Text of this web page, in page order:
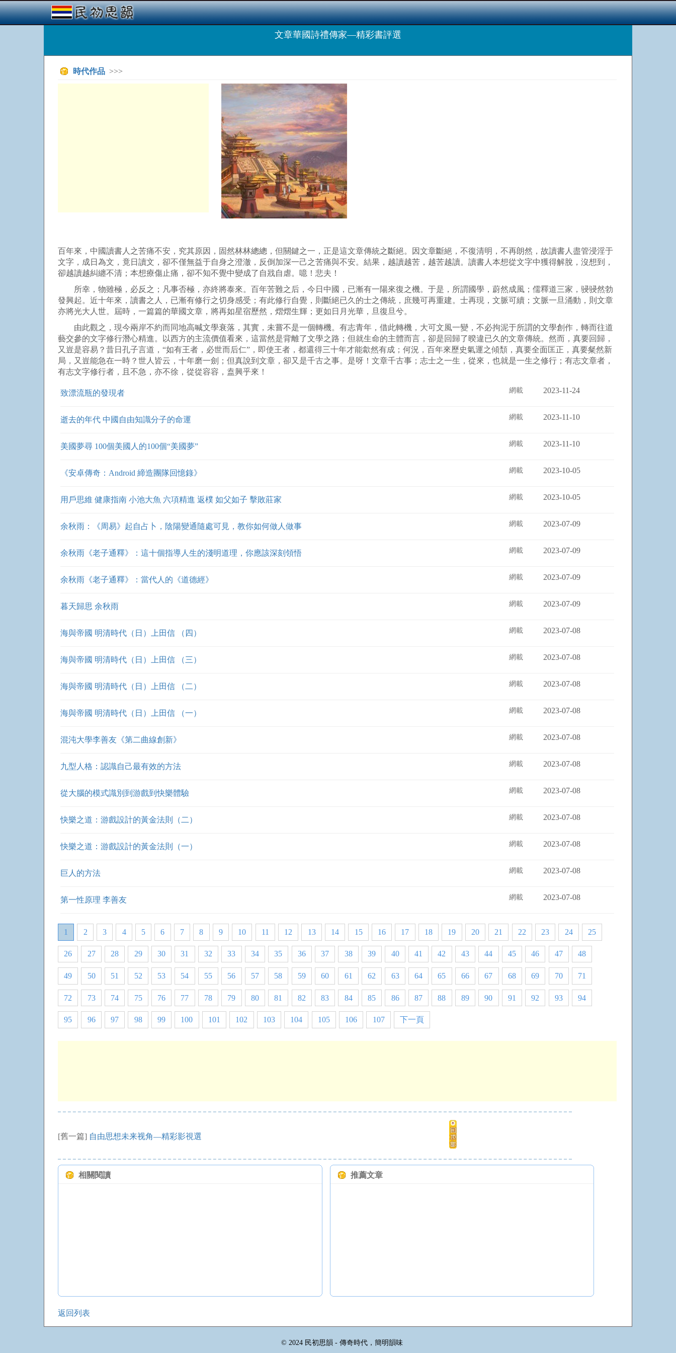
文章華國詩禮傳家—精彩書評選
時代作品 >>>
百年來，中國讀書人之苦痛不安，究其原因，固然林林總總，但關鍵之一，正是這文章傳統之斷絕。因文章斷絕，不復清明，不再朗然，故讀書人盡管浸淫于
文字，成日為文，竟日讀文，卻不僅無益于自身之澄澈，反倒加深一己之苦痛與不安。結果，越讀越苦，越苦越讀。讀書人本想從文字中獲得解脫，沒想到，
卻越讀越糾纏不清；本想療傷止痛，卻不知不覺中變成了自戕自虐。噫！悲夫！
所幸，物雖極，必反之；凡事否極，亦終將泰來。百年苦難之后，今日中國，已漸有一陽來復之機。于是，所謂國學，蔚然成風；儒釋道三家，骎骎然勃
發興起。近十年來，讀書之人，已漸有修行之切身感受；有此修行自覺，則斷絕已久的士之傳統，庶幾可再重建。士再現，文脈可續；文脈一旦涌動，則文章
亦將光大人世。屆時，一篇篇的華國文章，將再如星宿歷然，熠熠生輝；更如日月光華，旦復旦兮。
由此觀之，現今兩岸不約而同地高喊文學衰落，其實，未嘗不是一個轉機。有志青年，借此轉機，大可文風一變，不必拘泥于所謂的文學創作，轉而往道
藝交參的文字修行潛心精進。以西方的主流價值看來，這當然是背離了文學之路；但就生命的主體而言，卻是回歸了暌違已久的文章傳統。然而，真要回歸，
又豈是容易？昔日孔子言道，“如有王者，必世而后仁”，即使王者，都還得三十年才能歙然有成；何況，百年來歷史氣運之傾頹，真要全面匡正，真要粲然新
局，又豈能急在一時？世人皆云，十年磨一劍；但真說到文章，卻又是千古之事。是呀！文章千古事；志士之一生，從來，也就是一生之修行；有志文章者，
有志文字修行者，且不急，亦不徐，從從容容，盍興乎來！
致漂流瓶的發現者 網載 2023-11-24
逝去的年代 中國自由知識分子的命運 網載 2023-11-10
美國夢尋 100個美國人的100個“美國夢” 網載 2023-11-10
《安卓傳奇：Android 締造團隊回憶錄》 網載 2023-10-05
用戶思維 健康指南 小池大魚 六項精進 返樸 如父如子 擊敗莊家 網載 2023-10-05
余秋雨：《周易》起自占卜，陰陽變通隨處可見，教你如何做人做事 網載 2023-07-09
余秋雨《老子通釋》：這十個指導人生的淺明道理，你應該深刻領悟 網載 2023-07-09
余秋雨《老子通釋》：當代人的《道德經》 網載 2023-07-09
暮天歸思 余秋雨 網載 2023-07-09
海與帝國 明清時代（日）上田信 （四） 網載 2023-07-08
海與帝國 明清時代（日）上田信 （三） 網載 2023-07-08
海與帝國 明清時代（日）上田信 （二） 網載 2023-07-08
海與帝國 明清時代（日）上田信 （一） 網載 2023-07-08
混沌大學李善友《第二曲線創新》 網載 2023-07-08
九型人格：認識自己最有效的方法 網載 2023-07-08
從大腦的模式識別到游戲到快樂體驗 網載 2023-07-08
快樂之道：游戲設計的黃金法則（二） 網載 2023-07-08
快樂之道：游戲設計的黃金法則（一） 網載 2023-07-08
巨人的方法 網載 2023-07-08
第一性原理 李善友 網載 2023-07-08
1 2 3 4 5 6 7 8 9 10 11 12 13 14 15 16 17 18 19 20 21 22 23 24 25
26 27 28 29 30 31 32 33 34 35 36 37 38 39 40 41 42 43 44 45 46 47 48
49 50 51 52 53 54 55 56 57 58 59 60 61 62 63 64 65 66 67 68 69 70 71
72 73 74 75 76 77 78 79 80 81 82 83 84 85 86 87 88 89 90 91 92 93 94
95 96 97 98 99 100 101 102 103 104 105 106 107 下一頁
[舊一篇] 自由思想未来视角—精彩影視選
相關閱讀 推薦文章
返回列表
© 2024 民初思韻 - 傳奇時代，簡明韻味